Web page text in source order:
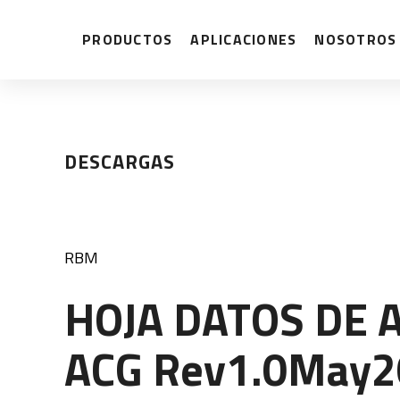
PRODUCTOS APLICACIONES NOSOTROS
DESCARGAS
RBM
HOJA DATOS
ACG